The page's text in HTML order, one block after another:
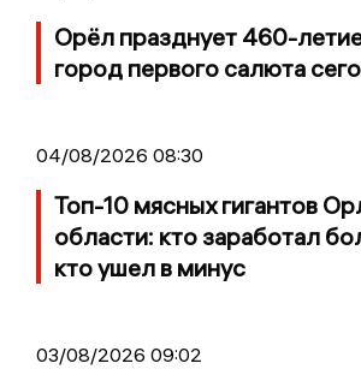
Орёл празднует 460-
город первого салюта
04/08/2026 08:30
Топ-10 мясных гигантов
области: кто заработал
кто ушел в минус
03/08/2026 09:02